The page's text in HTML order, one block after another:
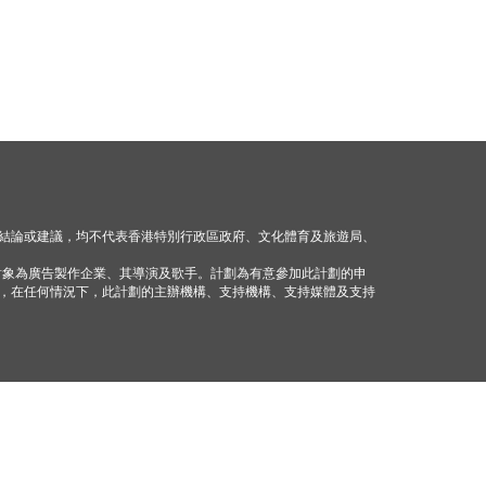
或建議，均不代表香港特別行政區政府、文化體育及旅遊局、
為廣告製作企業、其導演及歌手。計劃為有意參加此計劃的申
任何情況下，此計劃的主辦機構、支持機構、支持媒體及支持